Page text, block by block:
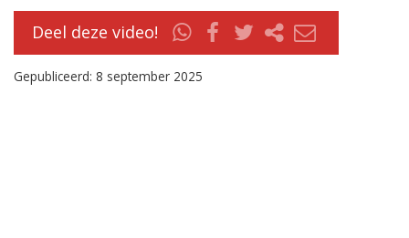
Deel deze video!
Gepubliceerd: 8 september 2025